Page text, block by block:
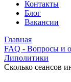
Контакты
Блог
Вакансии
Главная
FAQ - Вопросы и
Липолитики
Сколько сеансов